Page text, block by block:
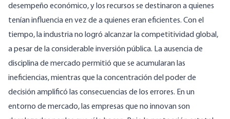
desempeño económico, y los recursos se destinaron a quienes
tenían influencia en vez de a quienes eran eficientes. Con el
tiempo, la industria no logró alcanzar la competitividad global,
a pesar de la considerable inversión pública. La ausencia de
disciplina de mercado permitió que se acumularan las
ineficiencias, mientras que la concentración del poder de
decisión amplificó las consecuencias de los errores. En un
entorno de mercado, las empresas que no innovan son